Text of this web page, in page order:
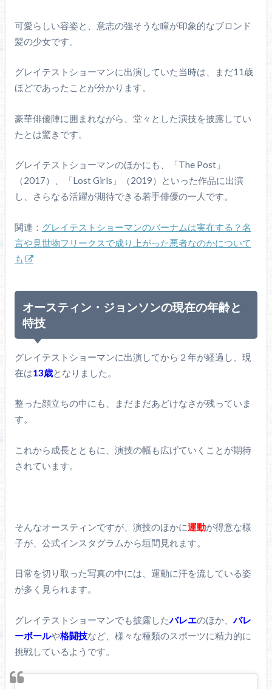
可愛らしい容姿と、意志の強そうな瞳が印象的なブロンド
髪の少女です。
グレイテストショーマンに出演していた当時は、まだ11歳
ほどであったことが分かります。
豪華俳優陣に囲まれながら、堂々とした演技を披露してい
たとは驚きです。
グレイテストショーマンのほかにも、「The Post」
（2017）、「Lost Girls」（2019）といった作品に出演
し、さらなる活躍が期待できる若手俳優の一人です。
関連： グレイテストショーマンのバーナムは実在する？名
言や見世物フリークスで成り上がった悪者なのかについて
も
オースティン・ジョンソンの現在の年齢と
特技
グレイテストショーマンに出演してから２年が経過し、現
在は13歳となりました。
整った顔立ちの中にも、まだまだあどけなさが残っていま
す。
これから成長とともに、演技の幅も広げていくことが期待
されています。
そんなオースティンですが、演技のほかに運動が得意な様
子が、公式インスタグラムから垣間見れます。
日常を切り取った写真の中には、運動に汗を流している姿
が多く見られます。
グレイテストショーマンでも披露したバレエのほか、バレ
ーボールや格闘技など、様々な種類のスポーツに精力的に
挑戦しているようです。